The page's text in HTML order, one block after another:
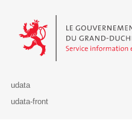
Le Gouvernement du Grand-
udata
udata-front